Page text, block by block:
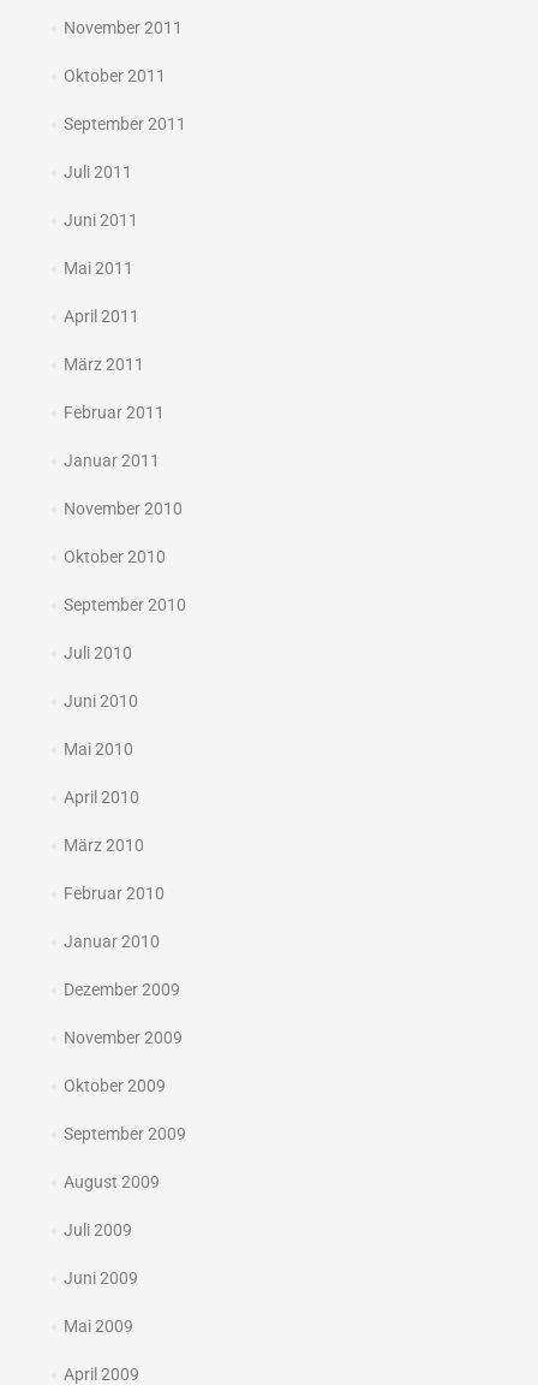
November 2011
Oktober 2011
September 2011
Juli 2011
Juni 2011
Mai 2011
April 2011
März 2011
Februar 2011
Januar 2011
November 2010
Oktober 2010
September 2010
Juli 2010
Juni 2010
Mai 2010
April 2010
März 2010
Februar 2010
Januar 2010
Dezember 2009
November 2009
Oktober 2009
September 2009
August 2009
Juli 2009
Juni 2009
Mai 2009
April 2009